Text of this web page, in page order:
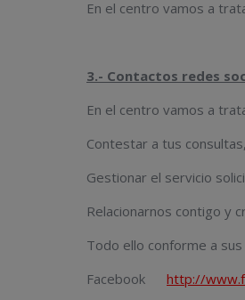
En el centro vamos a
3.- Contactos redes
En el centro vamos a
Contestar a tus
Gestionar el servicio
Relacionarnos contigo y
Todo ello conforme a
Facebook http://